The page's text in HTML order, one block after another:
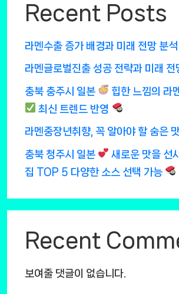
Recent Posts
라멘수출 증가 배경과 미래 전망 분석
라멘글로벌진출 성공 전략과 미래 전
충북 충주시 일본
힙한 느낌의 라
최신 트렌드 반영
라멘중장년취향, 꼭 알아야 할 숨은
충북 청주시 일본
새로운 맛을 선
집 TOP 5 다양한 소스 선택 가능
Recent
보여줄 댓글이 없습니다.